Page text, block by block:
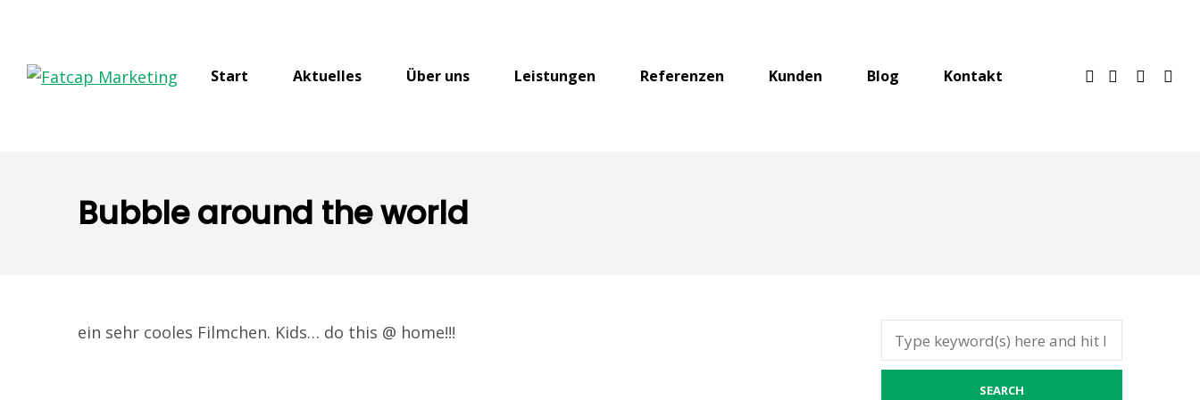
Start Aktuelles Über uns Leistungen Referenzen Kunden Blog Kontakt
Bubble around the world
ein sehr cooles Filmchen. Kids… do this @ home!!!